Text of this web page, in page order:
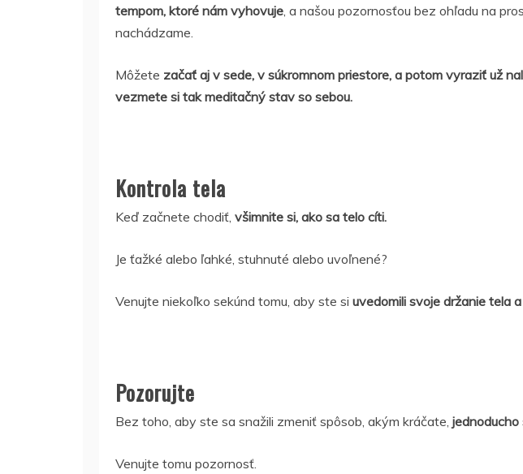
tempom, ktoré nám vyhovuje, a našou pozornosťou bez ohľadu na
nachádzame.
Môžete začať aj v sede, v súkromnom priestore, a potom vyraziť už
vezmete si tak meditačný stav so sebou.
Kontrola tela
Keď začnete chodiť, všimnite si, ako sa telo cíti.
Je ťažké alebo ľahké, stuhnuté alebo uvoľnené?
Venujte niekoľko sekúnd tomu, aby ste si uvedomili svoje držanie tela
Pozorujte
Bez toho, aby ste sa snažili zmeniť spôsob, akým kráčate, jednoducho
Venujte tomu pozornosť.